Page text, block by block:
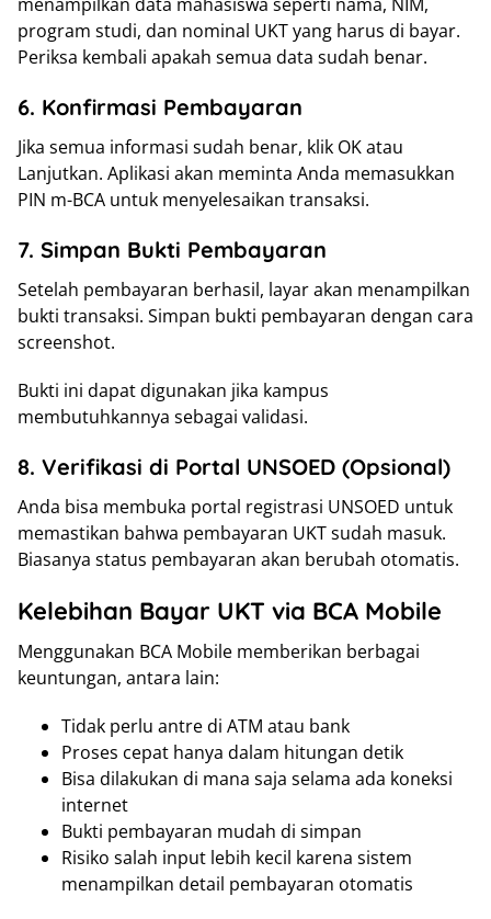
program studi, dan nominal UKT yang harus di bayar.
Periksa kembali apakah semua data sudah benar.
6. Konfirmasi Pembayaran
Jika semua informasi sudah benar, klik OK atau
Lanjutkan. Aplikasi akan meminta Anda memasukkan
PIN m-BCA untuk menyelesaikan transaksi.
7. Simpan Bukti Pembayaran
Setelah pembayaran berhasil, layar akan menampilkan
bukti transaksi. Simpan bukti pembayaran dengan cara
screenshot.
Bukti ini dapat digunakan jika kampus
membutuhkannya sebagai validasi.
8. Verifikasi di Portal UNSOED (Opsional)
Anda bisa membuka portal registrasi UNSOED untuk
memastikan bahwa pembayaran UKT sudah masuk.
Biasanya status pembayaran akan berubah otomatis.
Kelebihan Bayar UKT via BCA Mobile
Menggunakan BCA Mobile memberikan berbagai
keuntungan, antara lain:
Tidak perlu antre di ATM atau bank
Proses cepat hanya dalam hitungan detik
Bisa dilakukan di mana saja selama ada koneksi
internet
Bukti pembayaran mudah di simpan
Risiko salah input lebih kecil karena sistem
menampilkan detail pembayaran otomatis